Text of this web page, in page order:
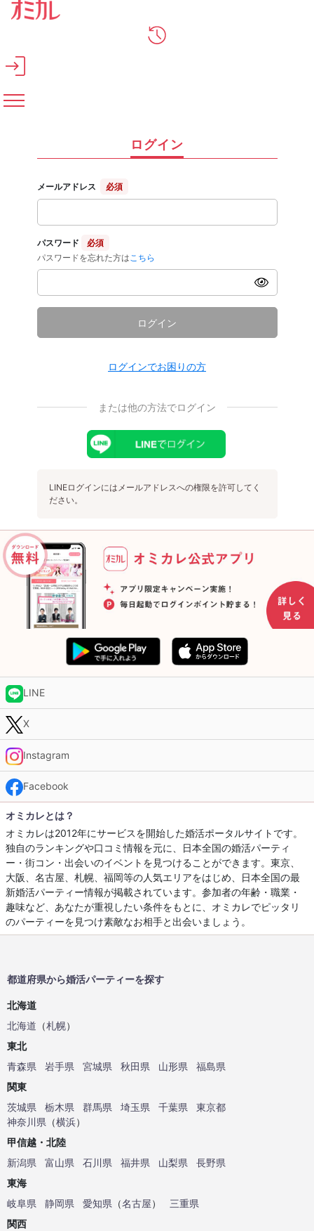
メインコンテンツへスキップ
ログイン
メールアドレス 必須
パスワード
必須
パスワードを忘れた方は こちら
ログイン
ログインでお困りの方
または他の方法でログイン
LINEログインにはメールアドレスへの権限を許可してく
ださい。
LINE
X
Instagram
Facebook
オミカレとは？
オミカレは2012年にサービスを開始した婚活ポータルサイトです。
独自のランキングや口コミ情報を元に、日本全国の婚活パーティ
ー・街コン・出会いのイベントを見つけることができます。東京、
大阪、名古屋、札幌、福岡等の人気エリアをはじめ、日本全国の最
新婚活パーティー情報が掲載されています。参加者の年齢・職業・
趣味など、あなたが重視したい条件をもとに、オミカレでピッタリ
のパーティーを見つけ素敵なお相手と出会いましょう。
都道府県から婚活パーティーを探す
北海道
北海道 （札幌）
東北
青森県
岩手県 宮城県 秋田県 山形県
福島県
関東
茨城県
栃木県 群馬県 埼玉県 千葉県
東京都
神奈川県 （横浜）
甲信越・北陸
新潟県
富山県 石川県 福井県 山梨県
長野県
東海
岐阜県
静岡県 愛知県 （名古屋）
三重県
関西